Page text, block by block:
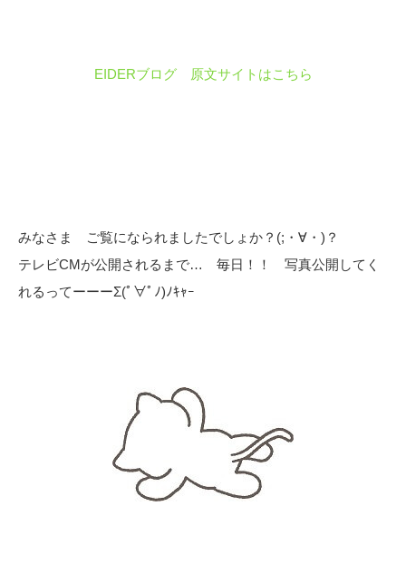
EIDERブログ 原文サイトはこちら
みなさま ご覧になられましたでしょか？(;・∀・)？
テレビCMが公開されるまで… 毎日！！ 写真公開してく
れるってーーーΣ(ﾟ∀ﾟﾉ)ﾉｷｬｰ